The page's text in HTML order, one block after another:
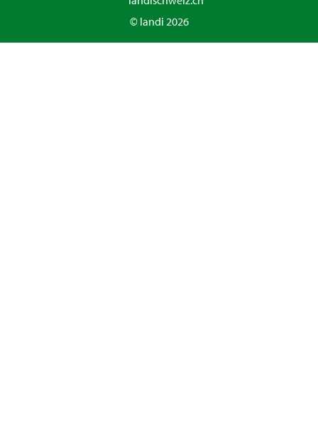
© landi 2026